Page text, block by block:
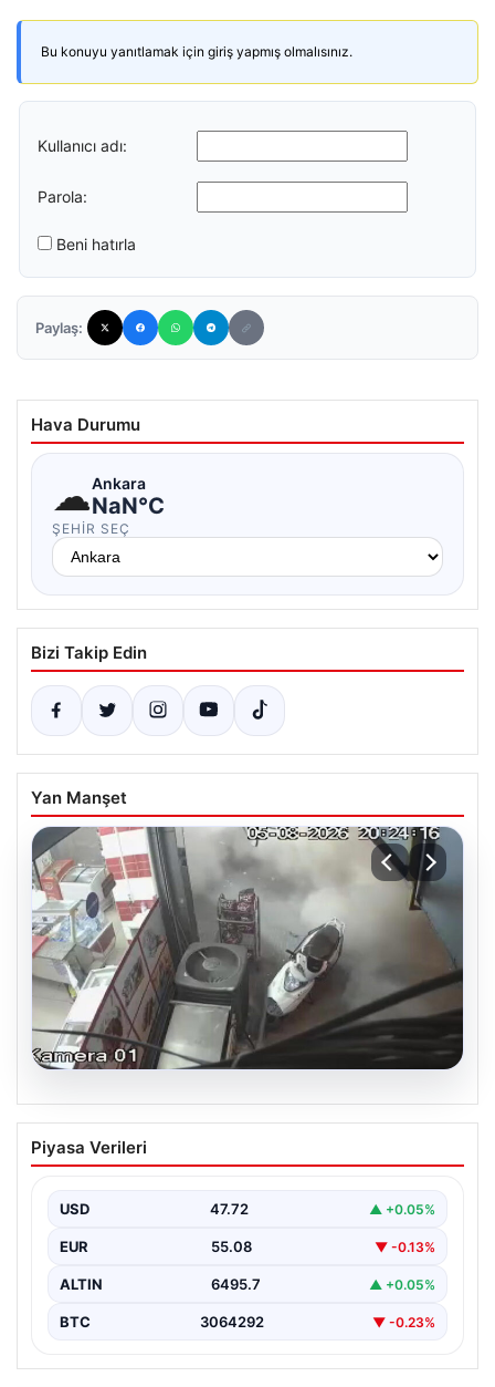
Bu konuyu yanıtlamak için giriş yapmış olmalısınız.
Kullanıcı adı:
Parola:
Beni hatırla
Paylaş:
Hava Durumu
☁Ankara
NaN°C
ŞEHIR SEÇ
Bizi Takip Edin
Yan Manşet
06.08.2026
Bahçelievler’de Tahliye Edilen Binanın
Çöküşü ve Ardından Alınan Önlemler
yaşanan olay, Yenibosna Merkez Mahallesi Taşova
Sokak'ta bulunan dört…
Piyasa Verileri
USD 47.72 ▲ +0.05%
EUR 55.08 ▼ -0.13%
ALTIN 6495.7 ▲ +0.05%
BTC 3064292 ▼ -0.23%